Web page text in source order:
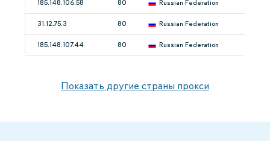
185.148.106.58 80 Russian Federation
31.12.75.3 80 Russian Federation
185.148.107.44 80 Russian Federation
Показать другие страны прокси